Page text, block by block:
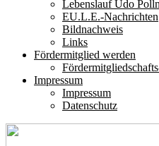
Lebenslauf Udo
EU.L.E.-Nachrichten
Bildnachweis
Links
Fördermitglied werden
Impressum
Impressum
Datenschutz